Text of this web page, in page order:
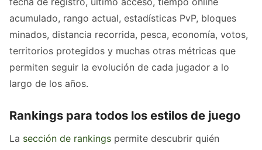
acumulado, rango actual, estadísticas PvP, bloques
minados, distancia recorrida, pesca, economía, votos,
territorios protegidos y muchas otras métricas que
permiten seguir la evolución de cada jugador a lo
largo de los años.
Rankings para todos los estilos de juego
La sección de rankings permite descubrir quién